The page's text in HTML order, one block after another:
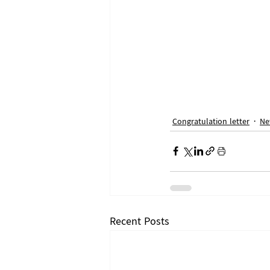
Congratulation letter
Recent Posts